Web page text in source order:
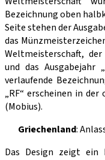
Bezeichnung oben
Seite stehen der
das
Weltmeisterschaft, der
und das Ausgabejahr
verlaufende
„RF“ erscheinen in
(Mobius).
Griechenland:
Das Design zeigt ein